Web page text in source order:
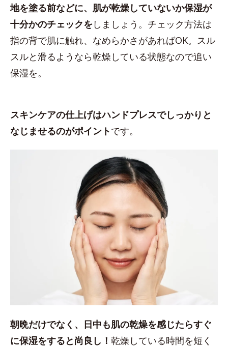
地を塗る前などに、肌が乾燥していないか保湿が
十分かのチェックを しましょう。チェック方法は
指の背で肌に触れ、なめらかさがあればOK。スル
スルと滑るようなら乾燥している状態なので追い
保湿を。
スキンケアの仕上げはハンドプレスでしっかりと
なじませるのがポイントです。
朝晩だけでなく、日中も肌の乾燥を感じたらすぐ
に保湿をすると尚良し！ 乾燥している時間を短く